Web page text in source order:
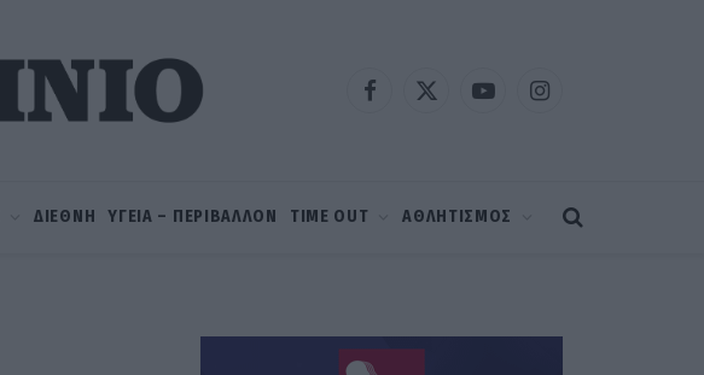
Facebook
X
YouTubeInstagram
ΔΙΕΘΝΗ ΥΓΕΙΑ – ΠΕΡΙΒΑΛΛΟΝ TIME OUT ΑΘΛΗΤΙΣΜΟΣ